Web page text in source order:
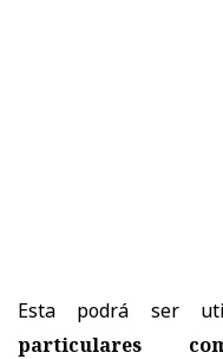
Esta podrá ser
particulares